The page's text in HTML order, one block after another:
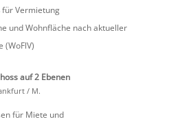
Vermietung
und Wohnfläche nach aktueller
(WoFlV)
auf 2 Ebenen
/ M.
für Miete und